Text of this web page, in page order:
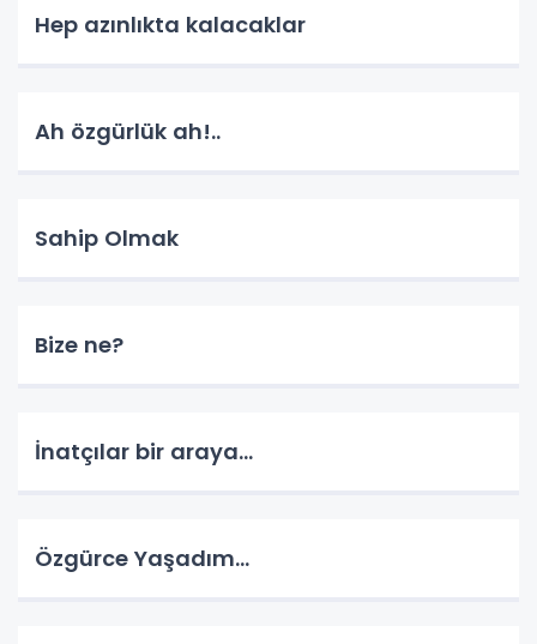
Hep azınlıkta kalacaklar
Ah özgürlük ah!..
Sahip Olmak
Bize ne?
İnatçılar bir araya…
Özgürce Yaşadım…